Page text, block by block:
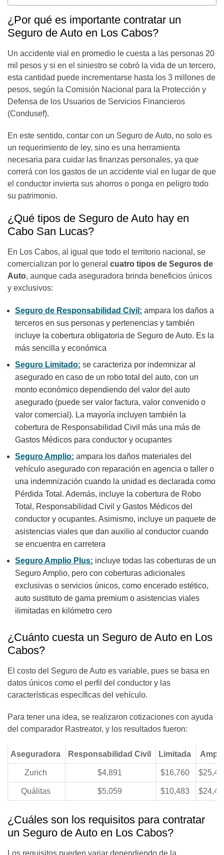
¿Por qué es importante contratar un
Seguro de Auto en Los Cabos?
Un accidente vial en promedio le cuesta a las personas 20
mil pesos y si en el siniestro se cobró la vida de un tercero,
esta cantidad puede incrementarse hasta los 3 millones de
pesos, según la Comisión Nacional para la Protección y
Defensa de los Usuarios de Servicios Financieros
(Condusef).
En este sentido, contar con un Seguro de Auto, no solo es
un requerimiento de ley, sino es una herramienta
necesaria para cuidar las finanzas personales, ya que
correrá con los gastos de un accidente vial en lugar de que
el conductor invierta sus ahorros o ponga en peligro todo
su patrimonio.
¿Qué tipos de Seguro de Auto hay en
Cabo San Lucas?
En Los Cabos, al igual que todo el territorio nacional, se
comercializan por lo general cuatro tipos de Seguros de
Auto, aunque cada aseguradora brinda beneficios únicos
y exclusivos:
Seguro de Responsabilidad Civil: ampara los daños a
terceros en sus personas y pertenencias y también
incluye la cobertura obligatoria de Seguro de Auto. Es la
más sencilla y económica
Seguro Limitado: se caracteriza por indemnizar al
asegurado en caso de un robo total del auto, con un
monto económico dependiendo del valor del auto
asegurado (puede ser valor factura, valor convenido o
valor comercial). La mayoría incluyen también la
cobertura de Responsabilidad Civil más una más de
Gastos Médicos para conductor y ocupantes
Seguro Amplio: ampara los daños materiales del
vehículo asegurado con reparación en agencia o taller o
una indemnización cuando la unidad es declarada como
Pérdida Total. Además, incluye la cobertura de Robo
Total, Responsabilidad Civil y Gastos Médicos del
conductor y ocupantes. Asimismo, incluye un paquete de
asistencias viales que dan auxilio al conductor cuando
se encuentra en carretera
Seguro Amplio Plus: incluye todas las coberturas de un
Seguro Amplio, pero con coberturas adicionales
exclusivas o servicios únicos, como encerado estético,
auto sustituto de gama premium o asistencias viales
ilimitadas en kilómetro cero
¿Cuánto cuesta un Seguro de Auto en Los
Cabos?
El costo del Seguro de Auto es variable, pues se basa en
datos únicos como el perfil del conductor y las
características específicas del vehículo.
Para tener una idea, se realizaron cotizaciones con ayuda
del comparador Rastreator, y los resultados fueron:
Aseguradora Responsabilidad Civil Limitada
Zurich $4,891 $16,760
Quálitas $5,059 $10,483
¿Cuáles son los requisitos para contratar
un Seguro de Auto en Los Cabos?
Los requisitos pueden variar dependiendo de la